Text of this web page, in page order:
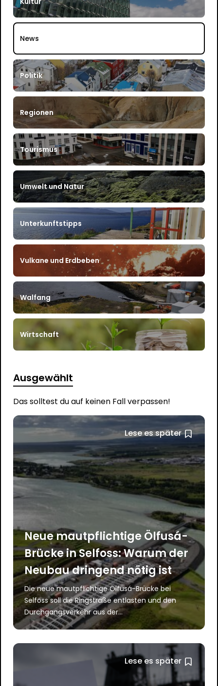
News
Politik
Regionen
Tourismus
Umwelt und Natur
Unterkunftstipps
Vulkane und Erdbeben
Walfang
Wirtschaft
Ausgewählt
Das solltest du auf keinen Fall verpassen!
Lese es später
Neue mautpflichtige Ölfusá-
Brücke in Selfoss: Warum der
Neubau dringend nötig ist
Die neue mautpflichtige Ölfusá-Brücke bei
Selfoss soll die Ringstraße entlasten und den
Durchgangsverkehr aus der...
Lese es später